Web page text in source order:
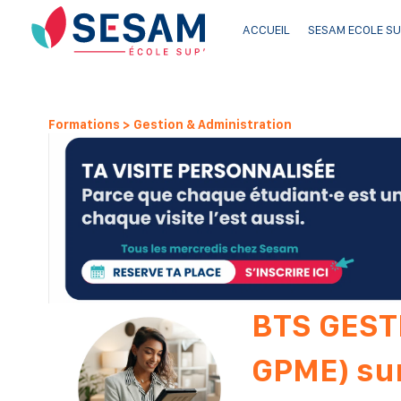
ACCUEIL SESAM ECOLE
Formations > Gestion & Administration
BTS
GPME)